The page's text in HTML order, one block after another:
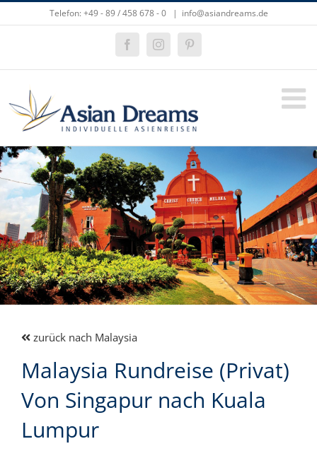
Inhalt
Telefon: +49 - 89 / 458 678 - 0 | info@asiandreams.de
FacebookInstagramPinterest
Zeige
grösseres
Bild
zurück nach Malaysia
Malaysia Rundreise (Privat)
Von Singapur nach Kuala
Lumpur